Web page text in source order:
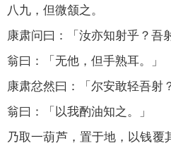
八九，但微颔之。
康肃问曰：「汝亦知射乎？吾
翁曰：「无他，但手熟耳。」
康肃忿然曰：「尔安敢轻吾射
翁曰：「以我酌油知之。」
乃取一葫芦，置于地，以钱覆